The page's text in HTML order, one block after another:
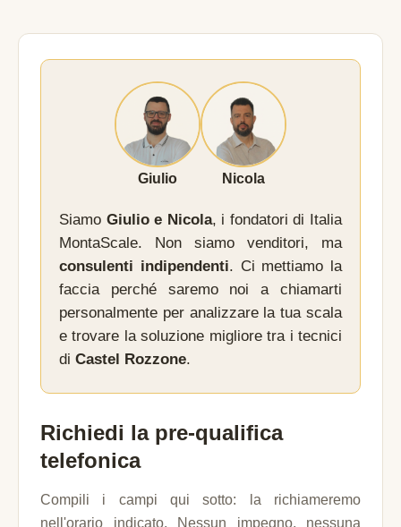
Giulio Nicola
Siamo Giulio e Nicola, i fondatori di Italia
MontaScale. Non siamo venditori, ma
consulenti indipendenti. Ci mettiamo la
faccia perché saremo noi a chiamarti
personalmente per analizzare la tua scala
e trovare la soluzione migliore tra i tecnici
di Castel Rozzone.
Richiedi la pre-qualifica
telefonica
Compili i campi qui sotto: la richiameremo
nell'orario indicato. Nessun impegno, nessuna